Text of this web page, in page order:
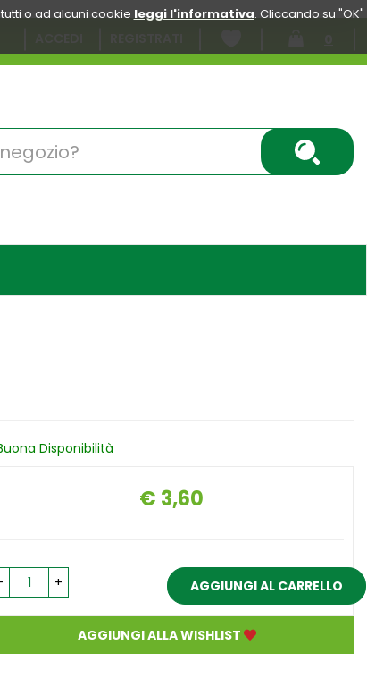
o ad alcuni cookie leggi l'informativa. Cliccando su "OK"
Disponibilità
Prezzo
€ 3,60
+ AGGIUNGI AL CARRELLO
AGGIUNGI ALLA WISHLIST